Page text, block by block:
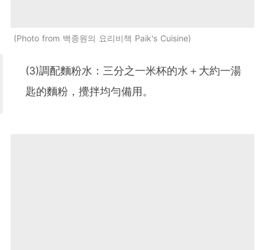
Photo from 백종원의 요리비책 Paik's Cuisine
(3)調配麵粉水：三分之一米杯的水＋大約一湯
匙的麵粉，攪拌均勻備用。